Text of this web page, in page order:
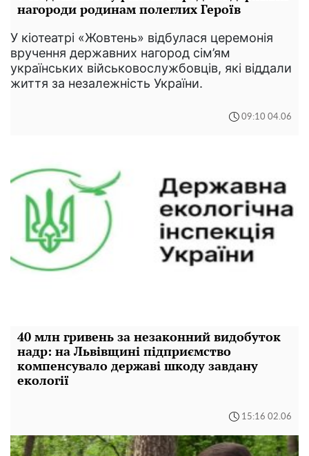
нагороди родинам полеглих Героїв
У кіотеатрі «Жовтень» відбулася церемонія
вручення державних нагород сім’ям
українських військовослужбовців, які віддали
життя за незалежність України.
09:10 04.06
40 млн гривень за незаконний видобуток
надр: на Львівщині підприємство
компенсувало державі шкоду завдану
екології
15:16 02.06